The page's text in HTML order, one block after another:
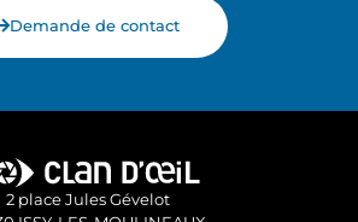
Demande de contact
2 place Jules Gévelot